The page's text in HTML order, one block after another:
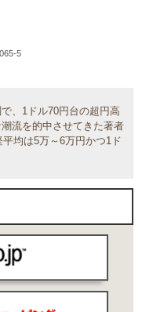
5
、1ドル70円台の超円高
流を的中させてきた著者
均は5万～6万円かつ1ド